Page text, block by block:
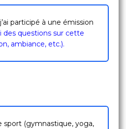
participé à une émission
des questions sur cette
ambiance, etc.).
sport (gymnastique, yoga,